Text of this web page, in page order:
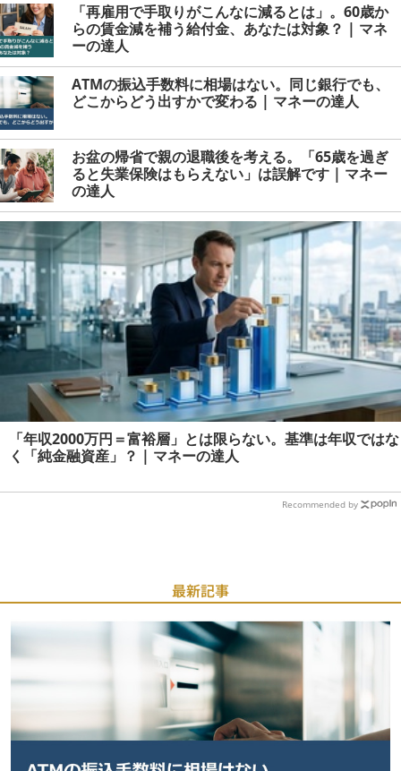
「再雇用で手取りがこんなに減るとは」。60歳か
らの賃金減を補う給付金、あなたは対象？ | マネ
ーの達人
ATMの振込手数料に相場はない。同じ銀行でも、
どこからどう出すかで変わる | マネーの達人
お盆の帰省で親の退職後を考える。「65歳を過ぎ
ると失業保険はもらえない」は誤解です | マネー
の達人
「年収2000万円＝富裕層」とは限らない。基準は年収ではな
く「純金融資産」？ | マネーの達人
Recommended by
最新記事